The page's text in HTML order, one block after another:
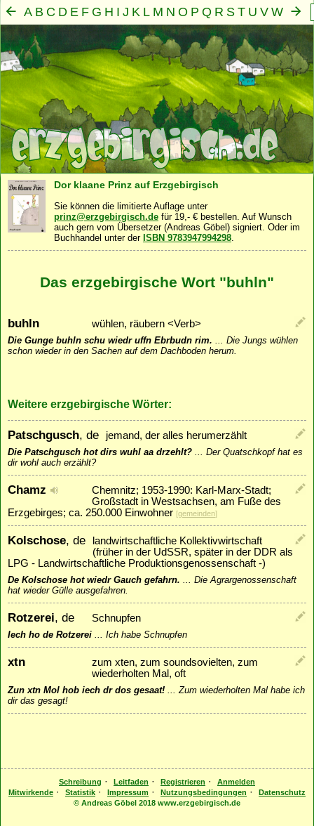
A B C D E F G H I J K L M N O P Q R S T U V W
X Y Z
Mensch
·Seele·Geist· Familie·Gemeinschaft·
Dor klaane Prinz auf Erzgebirgisch
Sie können die limitierte Auflage unter
prinz@erzgebirgisch.de für 19,- € bestellen. Auf Wunsch
auch gern vom Übersetzer (Andreas Göbel) signiert. Oder im
Buchhandel unter der ISBN 9783947994298.
Das erzgebirgische Wort "buhln"
buhln wühlen, räubern <Verb>
Die Gunge buhln schu wiedr uffn Ebrbudn rim. ... Die Jungs wühlen
schon wieder in den Sachen auf dem Dachboden herum.
Weitere erzgebirgische Wörter:
Patschgusch, de jemand, der alles herumerzählt
Die Patschgusch hot dirs wuhl aa drzehlt? ... Der Quatschkopf hat es
dir wohl auch erzählt?
Chamz
Chemnitz; 1953-1990: Karl-Marx-Stadt;
Großstadt in Westsachsen, am Fuße des
Erzgebirges; ca. 250.000 Einwohner [gemeinden]
Kolschose, de
landwirtschaftliche Kollektivwirtschaft
(früher in der UdSSR, später in der DDR als
LPG - Landwirtschaftliche Produktionsgenossenschaft -)
De Kolschose hot wiedr Gauch gefahrn. ... Die Agrargenossenschaft
hat wieder Gülle ausgefahren.
Rotzerei, de Schnupfen
Iech ho de Rotzerei ... Ich habe Schnupfen
xtn
zum xten, zum soundsovielten, zum
wiederholten Mal, oft
Zun xtn Mol hob iech dr dos gesaat! ...Zum wiederholten Mal habe ich
dir das gesagt!
Schreibung · Leitfaden · Registrieren ·
Anmelden
Mitwirkende · Statistik · Impressum · Nutzungsbedingungen ·
Datenschutz
© Andreas Göbel 2018 www.erzgebirgisch.de